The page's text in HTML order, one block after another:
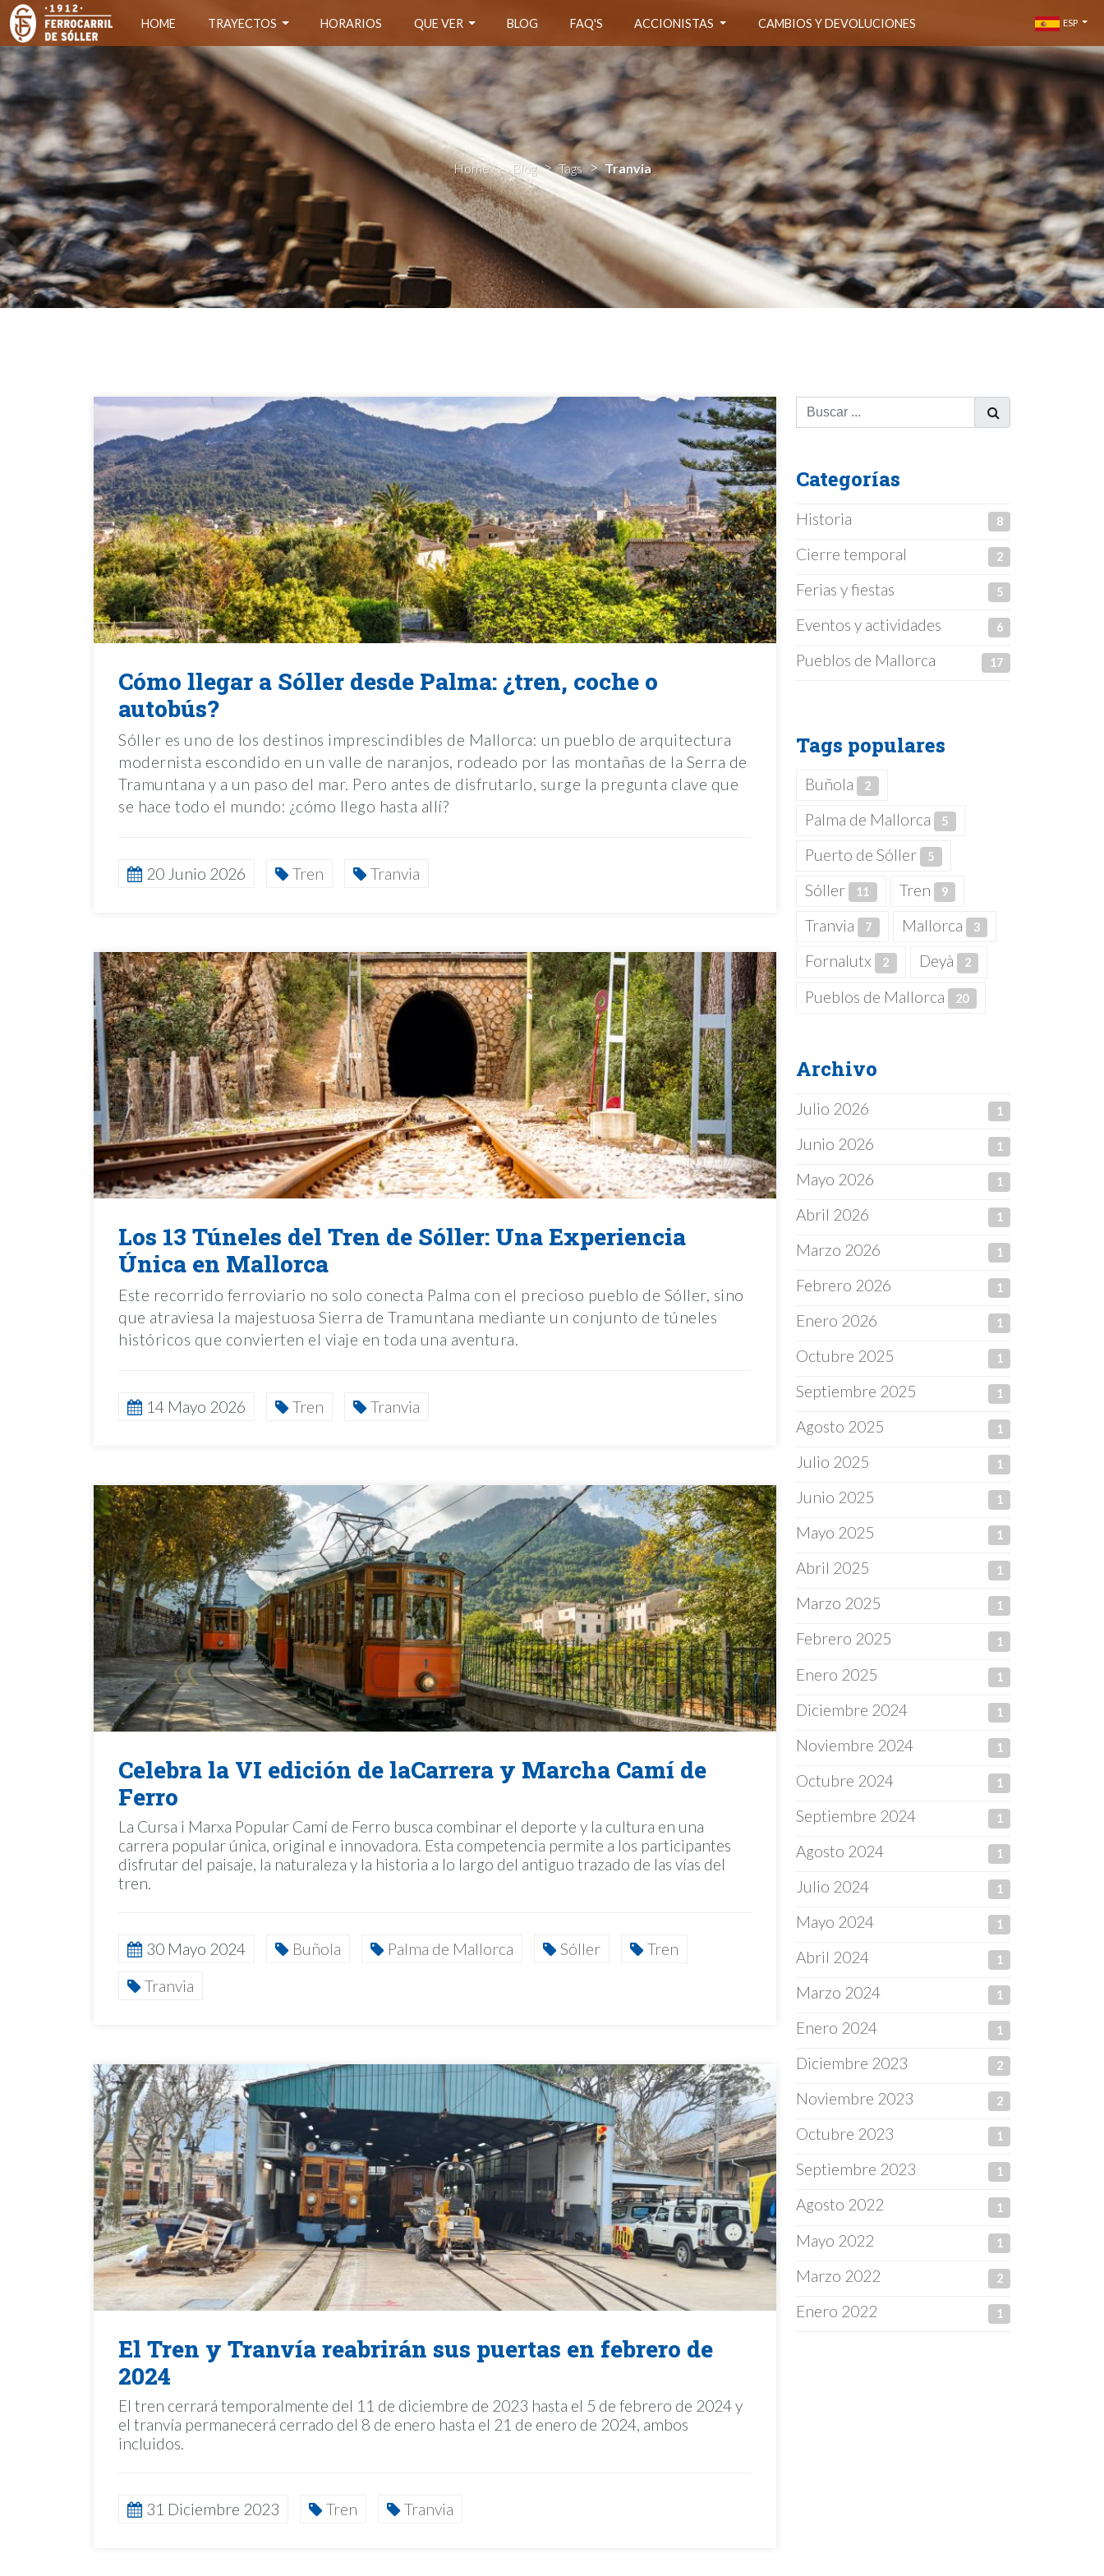
HOME TRAYECTOS HORARIOS QUE VER BLOG FAQ'S ACCIONISTAS CAMBIOS Y DEVOLUCIONES ESP
Home Blog Tags Tranvia
Cómo llegar a Sóller desde Palma: ¿tren, coche o
autobús?
Sóller es uno de los destinos imprescindibles de Mallorca: un pueblo de arquitectura
modernista escondido en un valle de naranjos, rodeado por las montañas de la Serra de
Tramuntana y a un paso del mar. Pero antes de disfrutarlo, surge la pregunta clave que
se hace todo el mundo: ¿cómo llego hasta allí?
20 Junio 2026 Tren Tranvia
Los 13 Túneles del Tren de Sóller: Una Experiencia
Única en Mallorca
Este recorrido ferroviario no solo conecta Palma con el precioso pueblo de Sóller, sino
que atraviesa la majestuosa Sierra de Tramuntana mediante un conjunto de túneles
históricos que convierten el viaje en toda una aventura.
14 Mayo 2026 Tren Tranvia
Celebra la VI edición de laCarrera y Marcha Camí de
Ferro
La Cursa i Marxa Popular Camí de Ferro busca combinar el deporte y la cultura en una
carrera popular única, original e innovadora. Esta competencia permite a los participantes
disfrutar del paisaje, la naturaleza y la historia a lo largo del antiguo trazado de las vías del
tren.
30 Mayo 2024 Buñola Palma de Mallorca Sóller
Tren
Tranvia
El Tren y Tranvía reabrirán sus puertas en febrero de
2024
El tren cerrará temporalmente del 11 de diciembre de 2023 hasta el 5 de febrero de 2024 y
el tranvía permanecerá cerrado del 8 de enero hasta el 21 de enero de 2024, ambos
incluidos.
31 Diciembre 2023 Tren Tranvia
Categorías
Historia 8
Cierre temporal 2
Ferias y fiestas 5
Eventos y actividades 6
Pueblos de Mallorca 17
Tags populares
Buñola 2
Palma de Mallorca 5
Puerto de Sóller 5
Sóller 11 Tren 9
Tranvia 7 Mallorca 3
Fornalutx 2 Deyà 2
Pueblos de Mallorca 20
Archivo
Julio 2026 1
Junio 2026 1
Mayo 2026 1
Abril 2026 1
Marzo 2026 1
Febrero 2026 1
Enero 2026 1
Octubre 2025 1
Septiembre 2025 1
Agosto 2025 1
Julio 2025 1
Junio 2025 1
Mayo 2025 1
Abril 2025 1
Marzo 2025 1
Febrero 2025 1
Enero 2025 1
Diciembre 2024 1
Noviembre 2024 1
Octubre 2024 1
Septiembre 2024 1
Agosto 2024 1
Julio 2024 1
Mayo 2024 1
Abril 2024 1
Marzo 2024 1
Enero 2024 1
Diciembre 2023 2
Noviembre 2023 2
Octubre 2023 1
Septiembre 2023 1
Agosto 2022 1
Mayo 2022 1
Marzo 2022 2
Enero 2022 1